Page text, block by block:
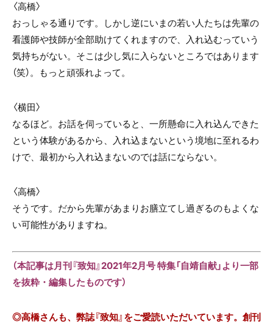
〈高橋〉
おっしゃる通りです。しかし逆にいまの若い人たちは先輩の
看護師や技師が全部助けてくれますので、入れ込むっていう
気持ちがない。そこは少し気に入らないところではあります
（笑）。もっと頑張れよって。
〈横田〉
なるほど。お話を伺っていると、一所懸命に入れ込んできた
という体験があるから、入れ込まないという境地に至れるわ
けで、最初から入れ込まないのでは話にならない。
〈高橋〉
そうです。だから先輩があまりお膳立てし過ぎるのもよくな
い可能性がありますね。
（本記事は月刊『致知』2021年2月号 特集「自靖自献」より一部
を抜粋・編集したものです）
◎高橋さんも、弊誌『致知』をご愛読いただいています。創刊